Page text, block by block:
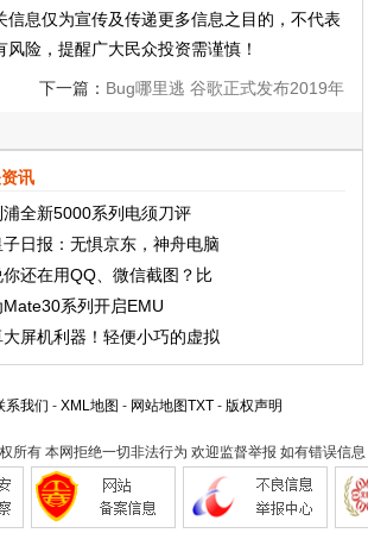
息仅为宣传及传递更多信息之目的，不代表
险，提醒广大民众投资需谨慎！
下一篇： Bug哪里逃 谷歌正式发布2019年
讯
浦全新5000系列电须刀评
子日报：无惧京东，神舟电脑
你还在用QQ、微信截图？比
Mate30系列开启EMU
大屏机利器！轻便小巧的虚拟
系我们 - XML地图 - 网站地图TXT- 版权声明
所有 本网拒绝一切非法行为 欢迎监督举报 如有错误信